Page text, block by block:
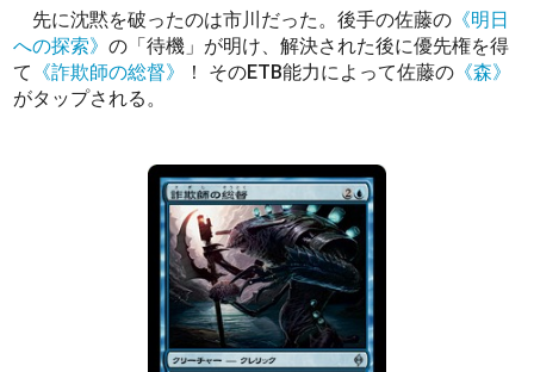
先に沈黙を破ったのは市川だった。後手の佐藤の 《明日
への探索》の「待機」が明け、解決された後に優先権を得
て 《詐欺師の総督》 ！ そのETB能力によって佐藤の 《森》
がタップされる。